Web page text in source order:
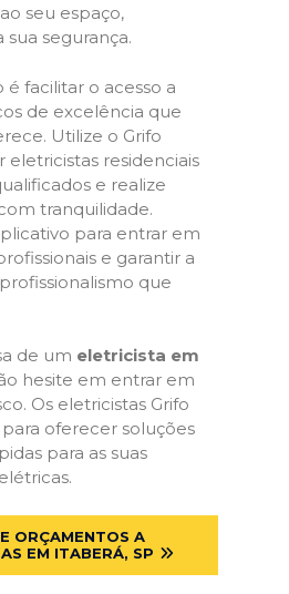
seu espaço,
segurança.
é facilitar o acesso a
de excelência que
Utilize o Grifo
eletricistas residenciais
e realize
tranquilidade.
para entrar em
e garantir a
que
de um eletricista em
hesite em entrar em
Os eletricistas Grifo
oferecer soluções
para as suas
ORÇAMENTOS A
EM ITABERÁ, SP